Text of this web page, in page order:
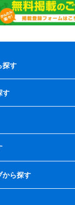
探す
す
から探す